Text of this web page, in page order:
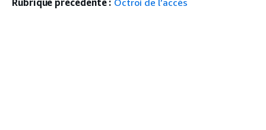
Rubrique précédente : Octroi de l’accès